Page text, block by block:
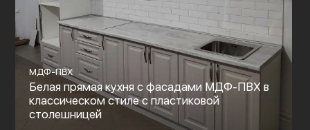
МДФ-ПВХ
Белая прямая кухня с фасадами МДФ-ПВХ в
классическом стиле с пластиковой
столешницей